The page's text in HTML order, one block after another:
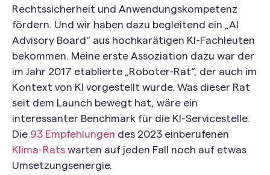
Rechtssicherheit und Anwendungskompetenz
fördern. Und wir haben dazu begleitend ein „AI
Advisory Board“ aus hochkarätigen KI-Fachleuten
bekommen. Meine erste Assoziation dazu war der
im Jahr 2017 etablierte „Roboter-Rat“, der auch im
Kontext von KI vorgestellt wurde. Was dieser Rat
seit dem Launch bewegt hat, wäre ein
interessanter Benchmark für die KI-Servicestelle.
Die 93 Empfehlungen des 2023 einberufenen
Klima-Rats warten auf jeden Fall noch auf etwas
Umsetzungsenergie.